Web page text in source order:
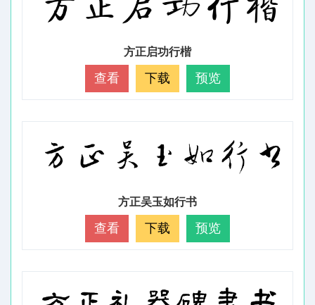
方正启功行楷
查看 下载 预览
方正吴玉如行书
查看 下载 预览